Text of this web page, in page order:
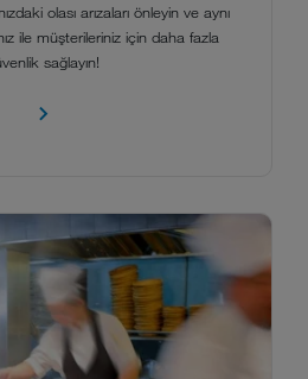
olası arızaları önleyin ve aynı
ile müşterileriniz için daha fazla
sağlayın!